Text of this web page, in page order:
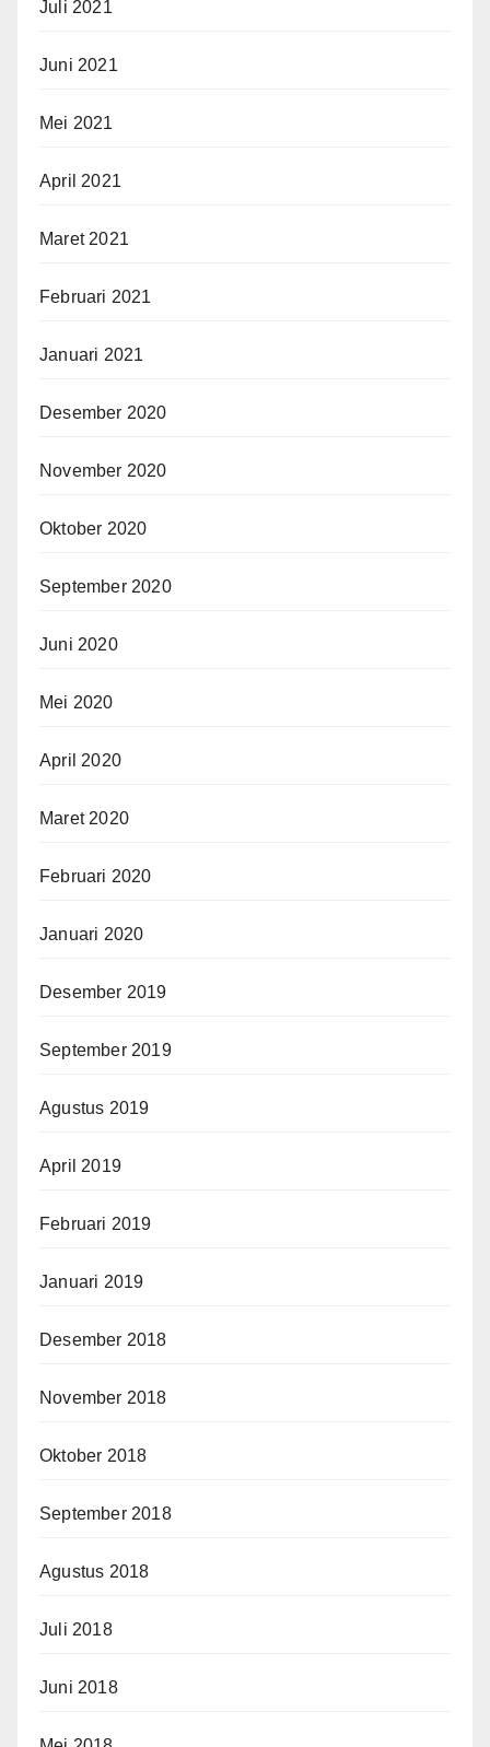
Juli 2021
Juni 2021
Mei 2021
April 2021
Maret 2021
Februari 2021
Januari 2021
Desember 2020
November 2020
Oktober 2020
September 2020
Juni 2020
Mei 2020
April 2020
Maret 2020
Februari 2020
Januari 2020
Desember 2019
September 2019
Agustus 2019
April 2019
Februari 2019
Januari 2019
Desember 2018
November 2018
Oktober 2018
September 2018
Agustus 2018
Juli 2018
Juni 2018